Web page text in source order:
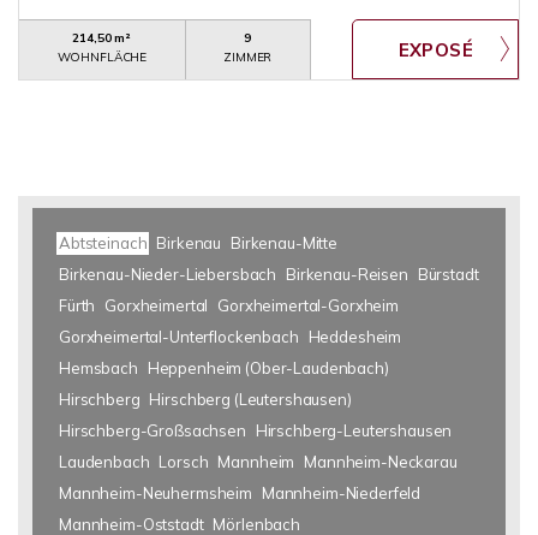
214,50 m²
WOHNFLÄCHE
9
ZIMMER
Abtsteinach Birkenau
Birkenau-Mitte
Birkenau-Nieder-Liebersbach
Birkenau-Reisen
Bürstadt
Fürth
Gorxheimertal
Gorxheimertal-Gorxheim
Gorxheimertal-Unterflockenbach
Heddesheim
Hemsbach
Heppenheim (Ober-Laudenbach)
Hirschberg Hirschberg (Leutershausen)
Hirschberg-Großsachsen
Hirschberg-Leutershausen
Laudenbach Lorsch Mannheim
Mannheim-Neckarau
Mannheim-Neuhermsheim
Mannheim-Niederfeld
Mannheim-Oststadt Mörlenbach